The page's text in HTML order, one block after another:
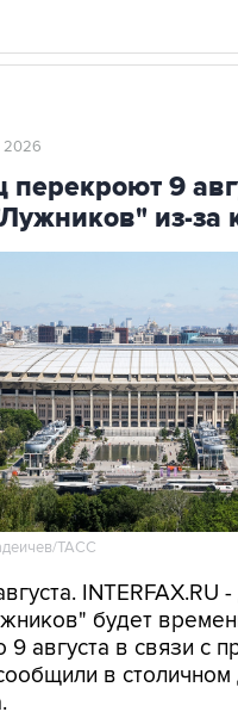
2026
перекроют 9
из-за
ТАСС
INTERFAX.RU
будет
9 августа в связи с
в столичном